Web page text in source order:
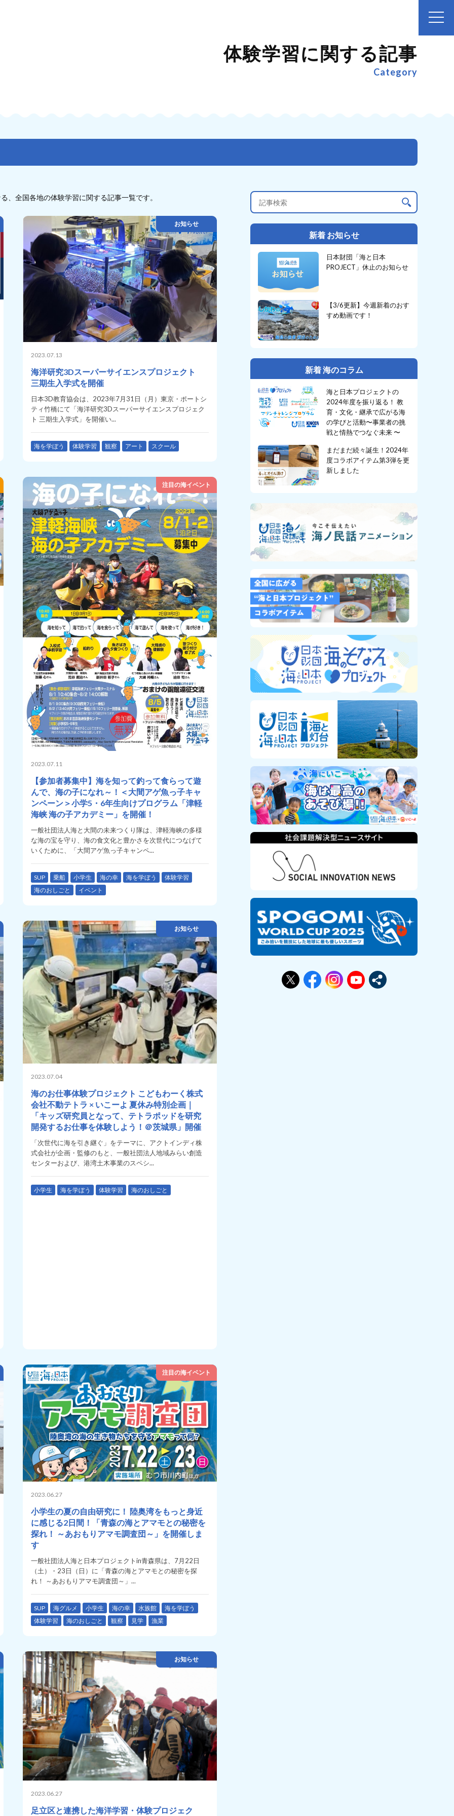
体験学習に関する記事
Category
、全国各地の体験学習に関する記事一覧です。
お知らせ
2023.07.13
海洋研究3Dスーパーサイエンスプロジェクト
三期生入学式を開催
日本3D教育協会は、2023年7月31日（月）東京・ポートシ
ティ竹橋にて「海洋研究3Dスーパーサイエンスプロジェク
ト 三期生入学式」を開催い...
海を学ぼう 体験学習 観察 アート スクール
注目の海イベント
2023.07.11
【参加者募集中】海を知って釣って食らって遊
んで、海の子になれ～！＜大間アゲ魚っ子キャ
ンペーン＞小学5・6年生向けプログラム「津軽
海峡 海の子アカデミー」を開催！
一般社団法人海と大間の未来つくり隊は、津軽海峡の多様
な海の宝を守り、海の食文化と豊かさを次世代につなげて
いくために、「大間アゲ魚っ子キャンペ...
SUP 乗船 小学生 海の幸 海を学ぼう
体験学習
海のおしごと
イベント
お知らせ
2023.07.04
海のお仕事体験プロジェクト こどもわーく株式
会社不動テトラ × いこーよ 夏休み特別企画｜
「キッズ研究員となって、テトラポッドを研究
開発するお仕事を体験しよう！＠茨城県」開催
「次世代に海を引き継ぐ」をテーマに、アクトインディ株
式会社が企画・監修のもと、一般社団法人地域みらい創造
センターおよび、港湾土木事業のスペシ...
小学生 海を学ぼう 体験学習 海のおしごと
注目の海イベント
2023.06.27
小学生の夏の自由研究に！ 陸奥湾をもっと身近
に感じる2日間！「青森の海とアマモとの秘密を
探れ！ ～あおもりアマモ調査団～」を開催しま
す
一般社団法人海と日本プロジェクトin青森県は、7月22日
（土）・23日（日）に「青森の海とアマモとの秘密を探
れ！ ～あおもりアマモ調査団～」...
SUP 海グルメ 小学生 海の幸 水族館
海を学ぼう
体験学習
海のおしごと 観察 見学 漁業
お知らせ
2023.06.27
足立区と連携した海洋学習・体験プロジェク
新着 お知らせ
日本財団「海と日本
PROJECT」休止のお知らせ
【3/6更新】今週新着のおす
すめ動画です！
新着 海のコラム
海と日本プロジェクトの
2024年度を振り返る！ 教
育・文化・継承で広がる海
の学びと活動〜事業者の挑
戦と情熱でつなぐ未来 〜
まだまだ続々誕生！2024年
度コラボアイテム第3弾を更
新しました